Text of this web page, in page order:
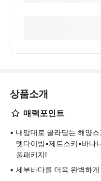
상품소개
매력포인트
내맘대로 골라담는 해양
멧다이빙•제트스키•바나
풀패키지!
세부바다를 더욱 완벽하